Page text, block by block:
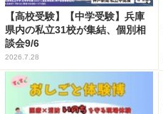
【高校受験】【中学受験】兵庫
県内の私立31校が集結、個別相
談会9/6
2026.7.28